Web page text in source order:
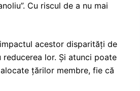
Cu riscul de a nu mai
acestor disparități de
lor. Și atunci poate
țărilor membre, fie că